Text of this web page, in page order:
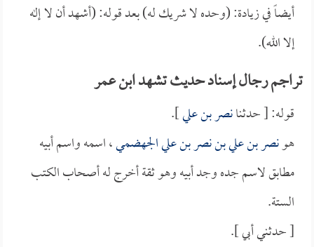
أيضاً في زيادة: (وحده لا شريك له) بعد قوله: (أشهد أن لا إله
إلا الله).
تراجم رجال إسناد حديث تشهد ابن عمر
قوله: [ حدثنانصر بن علي].
هونصر بن علي بن نصر بن علي الجهضمي، اسمه واسم أبيه
مطابق لاسم جده وجد أبيه وهو ثقة أخرج له أصحاب الكتب
الستة.
[ حدثني أبي ].